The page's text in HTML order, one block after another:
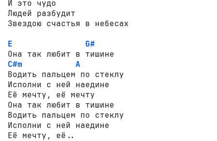
И это чудо
Людей разбудит
Звездою счастья в небесах
E
G#
C#m
A
Водить пальцем по стеклу
Исполни с ней наедине
Её мечту, её мечту
Она так любит в тишине
Водить пальцем по стеклу
Исполни с ней наедине
Её мечту, её..